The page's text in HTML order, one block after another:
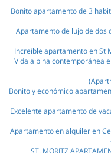
Bonito apartamento de 3
Apartamento de lujo de dos
Increíble apartamento en St
Vida alpina contemporánea
Bonito y económico
Excelente apartamento de
Apartamento en alquiler en
ST. MORITZ